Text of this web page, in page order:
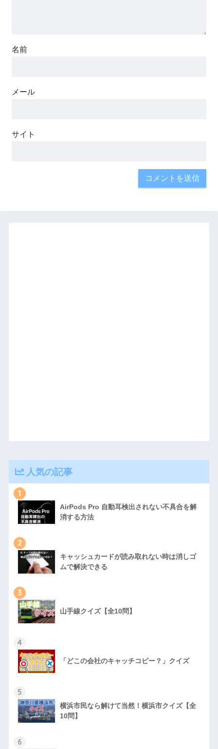
名前
メール
サイト
人気の記事
1
AirPods Pro 自動耳検出されない不具合を解
消する方法
2
キャッシュカードが読み取れない時は消しゴ
ムで解決できる
3
山手線クイズ【全10問】
4
「どこの会社のキャッチコピー？」クイズ
5
横浜市民なら解けて当然！横浜市クイズ【全
10問】
6